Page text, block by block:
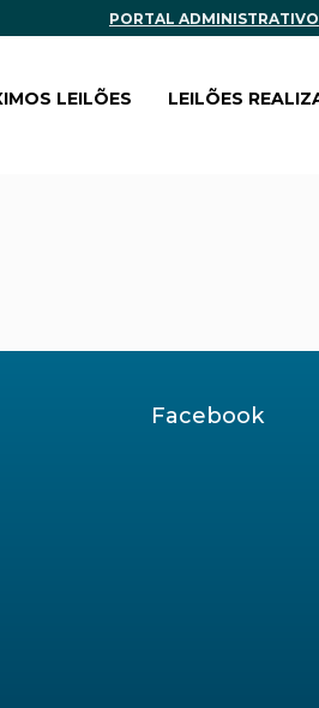
PORTAL ADMINISTRATIVO
LEILÕES LEILÕES
Facebook